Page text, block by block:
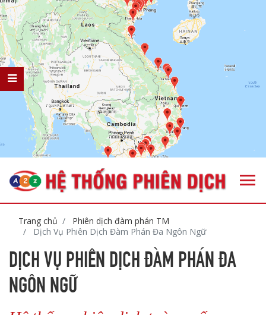
Trang chủ
Phiên dịch đàm phán TM
Dịch Vụ Phiên Dịch Đàm Phán Đa Ngôn Ngữ
DỊCH VỤ PHIÊN DỊCH ĐÀM PHÁN ĐA
NGÔN NGỮ